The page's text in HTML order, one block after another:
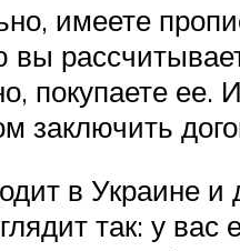
имеете
вы
ее.
заключить
в Украине
так: у